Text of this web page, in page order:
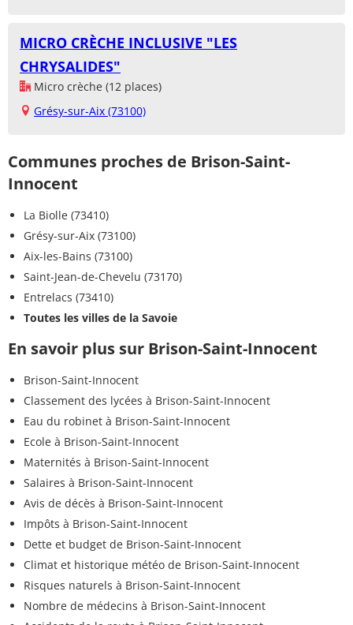
MICRO CRÈCHE INCLUSIVE "LES
CHRYSALIDES"
Micro crèche (12 places)
Grésy-sur-Aix (73100)
Communes proches de Brison-Saint-
Innocent
La Biolle (73410)
Grésy-sur-Aix (73100)
Aix-les-Bains (73100)
Saint-Jean-de-Chevelu (73170)
Entrelacs (73410)
Toutes les villes de la Savoie
En savoir plus sur Brison-Saint-Innocent
Brison-Saint-Innocent
Classement des lycées à Brison-Saint-Innocent
Eau du robinet à Brison-Saint-Innocent
Ecole à Brison-Saint-Innocent
Maternités à Brison-Saint-Innocent
Salaires à Brison-Saint-Innocent
Avis de décès à Brison-Saint-Innocent
Impôts à Brison-Saint-Innocent
Dette et budget de Brison-Saint-Innocent
Climat et historique météo de Brison-Saint-Innocent
Risques naturels à Brison-Saint-Innocent
Nombre de médecins à Brison-Saint-Innocent